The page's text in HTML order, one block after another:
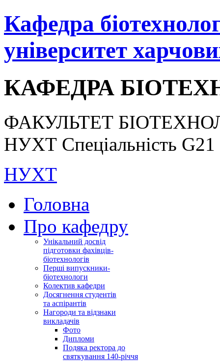
Кафедра
університет
КАФЕДРА
ФАКУЛЬТЕТ
НУХТ Спеціальність G21
НУХТ
Головна
Про кафедру
Унікальний досвід
підготовки фахівців-
біотехнологів
Перші випускники-
біотехнологи
Колектив кафедри
Досягнення студентів
та аспірантів
Нагороди та відзнаки
викладачів
Фото
Дипломи
Подяка ректора до
святкування 140-річчя